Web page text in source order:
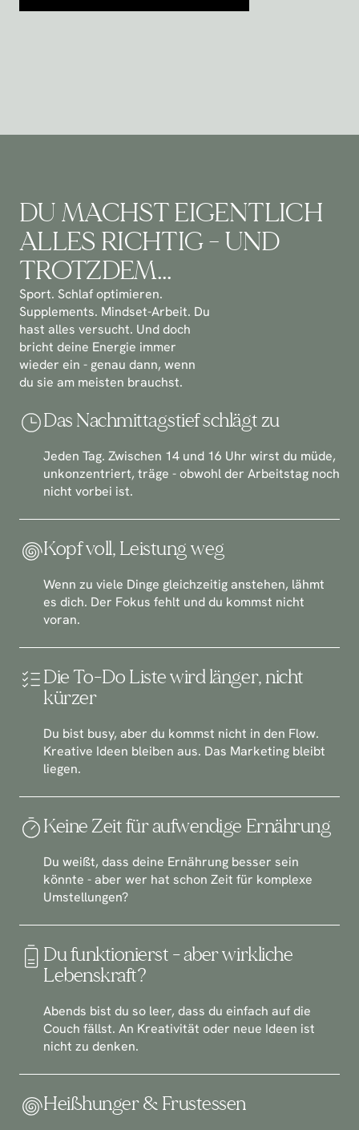
DU MACHST EIGENTLICH
ALLES RICHTIG - UND
TROTZDEM…
Sport. Schlaf optimieren.
Supplements. Mindset-Arbeit. Du
hast alles versucht. Und doch
bricht deine Energie immer
wieder ein - genau dann, wenn
du sie am meisten brauchst.
Das Nachmittagstief schlägt zu
Jeden Tag. Zwischen 14 und 16 Uhr wirst du müde,
unkonzentriert, träge - obwohl der Arbeitstag noch
nicht vorbei ist.
Kopf voll, Leistung weg
Wenn zu viele Dinge gleichzeitig anstehen, lähmt
es dich. Der Fokus fehlt und du kommst nicht
voran.
Die To-Do Liste wird länger, nicht
kürzer
Du bist busy, aber du kommst nicht in den Flow.
Kreative Ideen bleiben aus. Das Marketing bleibt
liegen.
Keine Zeit für aufwendige Ernährung
Du weißt, dass deine Ernährung besser sein
könnte - aber wer hat schon Zeit für komplexe
Umstellungen?
Du funktionierst - aber wirkliche
Lebenskraft?
Abends bist du so leer, dass du einfach auf die
Couch fällst. An Kreativität oder neue Ideen ist
nicht zu denken.
Heißhunger & Frustessen